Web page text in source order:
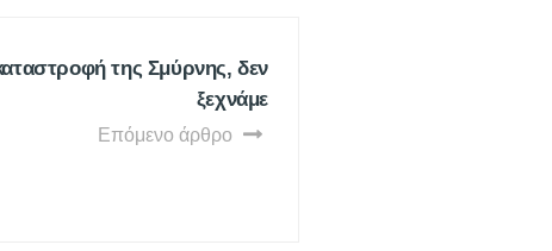
της Σμύρνης, δεν
ξεχνάμε
Επόμενο άρθρο